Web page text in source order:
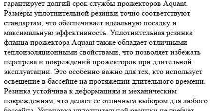
гарантирует долгий срок службы прожекторов Aquant.
Размеры уплотнительной резинки точно соответствуют
стандартам, что обеспечивает идеальную посадку и
максимальную эффективность. Уплотнительная резинка
фланца прожектора Aquant также обладает отличными
теплоизоляционными свойствами, что позволяет избежать
перегрева и повреждений прожекторов при длительной
эксплуатации. Это особенно важно для тех, кто использует
освещение в бассейне на протяжении длительного времени.
Резинка устойчива к деформациям и механическим
повреждениям, что делает ее отличным выбором для любого